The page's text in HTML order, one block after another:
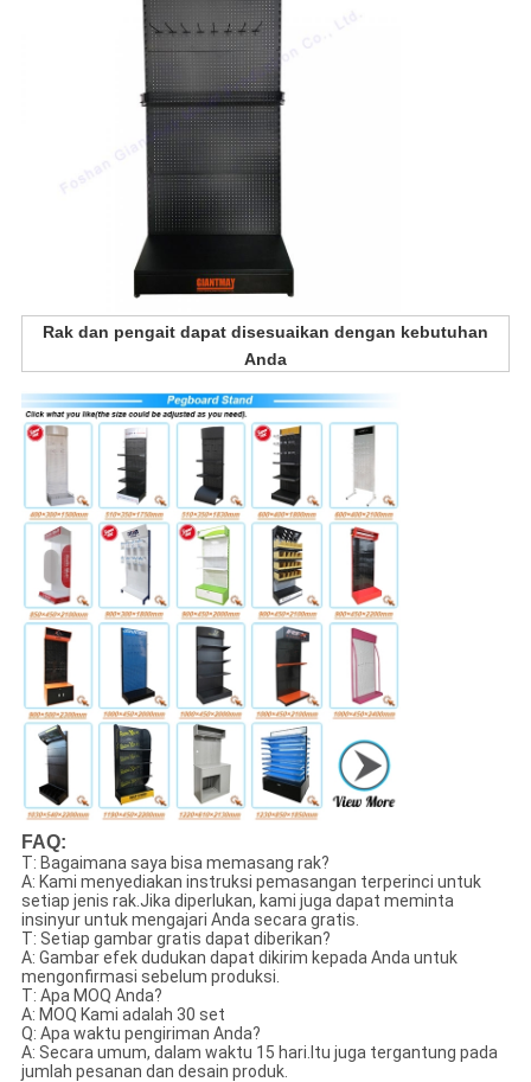
Rak dan pengait dapat disesuaikan dengan kebutuhan
Anda
FAQ:
T: Bagaimana saya bisa memasang rak?
A: Kami menyediakan instruksi pemasangan terperinci untuk
setiap jenis rak.Jika diperlukan, kami juga dapat meminta
insinyur untuk mengajari Anda secara gratis.
T: Setiap gambar gratis dapat diberikan?
A: Gambar efek dudukan dapat dikirim kepada Anda untuk
mengonfirmasi sebelum produksi.
T: Apa MOQ Anda?
A: MOQ Kami adalah 30 set
Q: Apa waktu pengiriman Anda?
A: Secara umum, dalam waktu 15 hari.Itu juga tergantung pada
jumlah pesanan dan desain produk.